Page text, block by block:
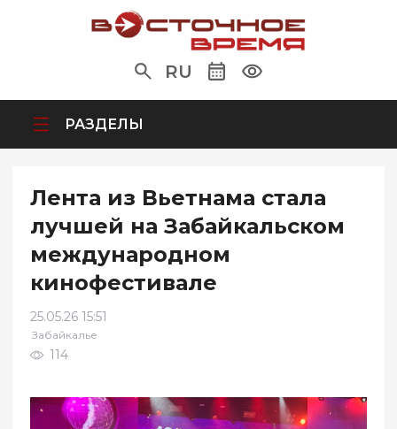
RU
РАЗДЕЛЫ
Лента из Вьетнама стала
лучшей на Забайкальском
международном
кинофестивале
25.05.26 15:51
Забайкалье
114